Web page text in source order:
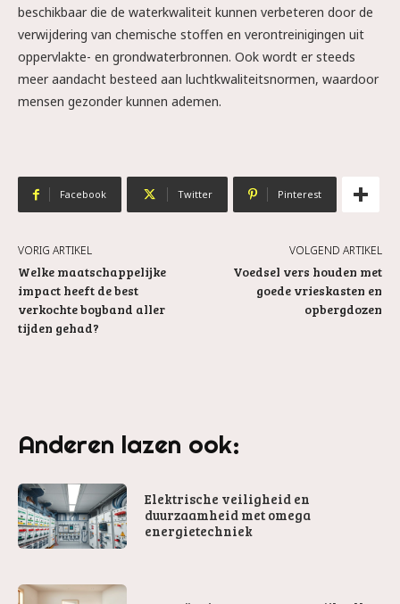
beschikbaar die de waterkwaliteit kunnen verbeteren door de
verwijdering van chemische stoffen en verontreinigingen uit
oppervlakte- en grondwaterbronnen. Ook wordt er steeds
meer aandacht besteed aan luchtkwaliteitsnormen, waardoor
mensen gezonder kunnen ademen.
Facebook Twitter Pinterest
VORIG ARTIKEL
Welke maatschappelijke
impact heeft de best
verkochte boyband aller
tijden gehad?
VOLGEND ARTIKEL
Voedsel vers houden met
goede vrieskasten en
opbergdozen
Anderen lazen ook:
Elektrische veiligheid en
duurzaamheid met omega
energietechniek